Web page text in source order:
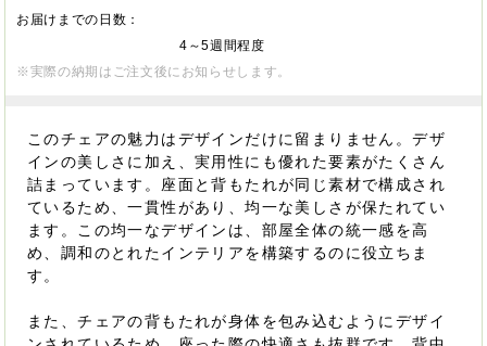
お届けまでの日数：
4～5週間程度
※実際の納期はご注文後にお知らせします。
このチェアの魅力はデザインだけに留まりません。デザ
インの美しさに加え、実用性にも優れた要素がたくさん
詰まっています。座面と背もたれが同じ素材で構成され
ているため、一貫性があり、均一な美しさが保たれてい
ます。この均一なデザインは、部屋全体の統一感を高
め、調和のとれたインテリアを構築するのに役立ちま
す。
また、チェアの背もたれが身体を包み込むようにデザイ